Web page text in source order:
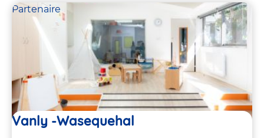
Partenaire
Vanly -Wasequehal